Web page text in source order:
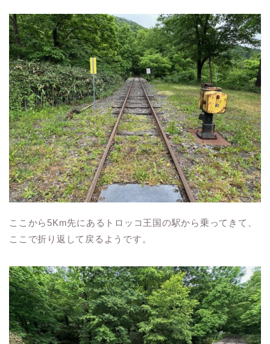
ここから5Km先にあるトロッコ王国の駅から乗ってきて、
ここで折り返して戻るようです。